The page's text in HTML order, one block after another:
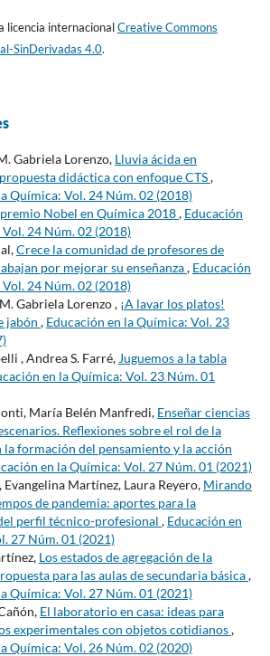
licencia internacionalCreative Commons
SinDerivadas 4.0.
Gabriela Lorenzo, Lluvia ácida en
didáctica con enfoque CTS,
Química: Vol. 24 Núm. 02 (2018)
Nobel en Química 2018, Educación
24 Núm. 02 (2018)
Crece la comunidad de profesores de
por mejorar su enseñanza, Educación
24 Núm. 02 (2018)
Gabriela Lorenzo , ¡A lavar los platos!
jabón , Educación en la Química: Vol. 23
, Andrea S. Farré, Juguemos a la tabla
en la Química: Vol. 23 Núm. 01
María Belén Manfredi, Enseñar ciencias
Reflexiones sobre el rol de la
la formación del pensamiento y la acción
en la Química: Vol. 27 Núm. 01 (2021)
Martínez, Laura Reyero, Mirando
de pandemia: aportes para la
perfil técnico-profesional , Educación en
27 Núm. 01 (2021)
Los estados de agregación de la
para las aulas de secundaria básica,
Química: Vol. 27 Núm. 01 (2021)
El laboratorio en casa: ideas para
experimentales con objetos cotidianos,
Química: Vol. 26 Núm. 02 (2020)